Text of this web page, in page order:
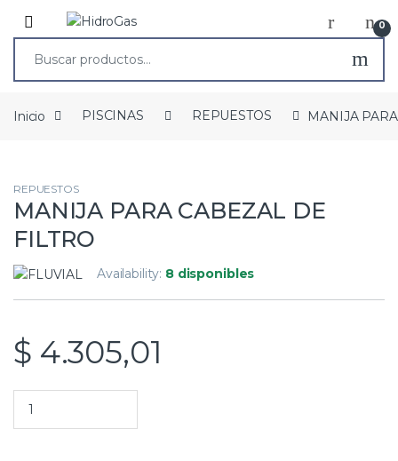
0
Inicio PISCINAS REPUESTOS MANIJA
REPUESTOS
MANIJA PARA CABEZAL DE
FILTRO
Availability: 8 disponibles
$ 4.305,01